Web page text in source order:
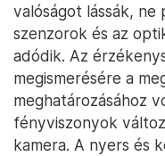
valóságot lássák, ne
szenzorok és az
adódik. Az
megismerésére a
meghatározásához
fényviszonyok
kamera. A nyers és